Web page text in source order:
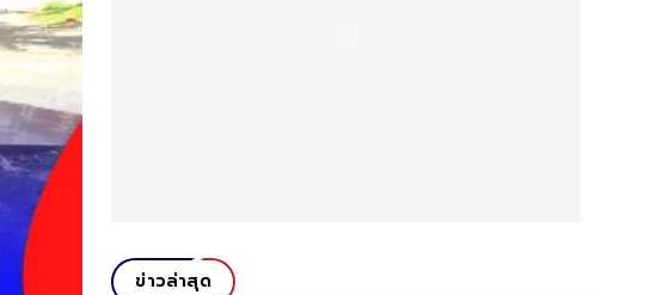
ข่าวล่าสุด